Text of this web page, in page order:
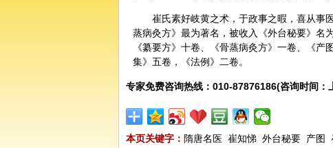
崔氏素好岐黄之术，于政事之暇，喜从事
蒸病灸方》最为著名，被收入《外台秘要》名
《纂要方》十卷、《骨蒸病灸方》一卷、《
集》五卷，《法例》二卷。
专家免费咨询热线：010-87876186(咨询时间：
本页关键字： 隋唐名医 崔知悌 外台秘要 产图